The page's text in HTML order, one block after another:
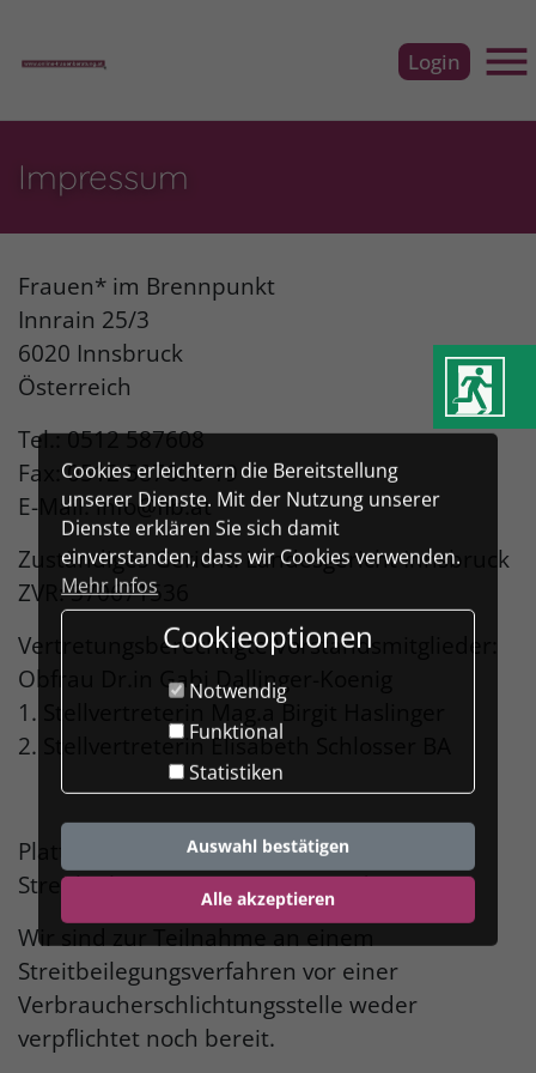
Cookies erleichtern die Bereitstellung
unserer Dienste. Mit der Nutzung unserer
Dienste erklären Sie sich damit
einverstanden, dass wir Cookies verwenden.
Mehr Infos
Cookieoptionen
Notwendig
Funktional
Statistiken
Auswahl bestätigen
Alle akzeptieren
der
der
dem
der
der
Navigation
Webseite
dem
der
Login
Impressum
Frauen* im Brennpunkt
Innrain 25/3
6020 Innsbruck
Österreich
Tel.: 0512 587608
Fax: 0512 587608-19
E-Mail: info@fib.at
Zuständiges Gericht: Landesgericht Innsbruck
ZVR: 370671536
Vertretungsberechtigte Vorstandsmitglieder:
Obfrau Dr.in Gabi Dallinger-Koenig
1. Stellvertreterin Mag.a Birgit Haslinger
2. Stellvertreterin Elisabeth Schlosser BA
Plattform der EU-Kommission zur Online-
Streitbeilegung:ec.europa.eu/odr
Wir sind zur Teilnahme an einem
Streitbeilegungsverfahren vor einer
Verbraucherschlichtungsstelle weder
verpflichtet noch bereit.